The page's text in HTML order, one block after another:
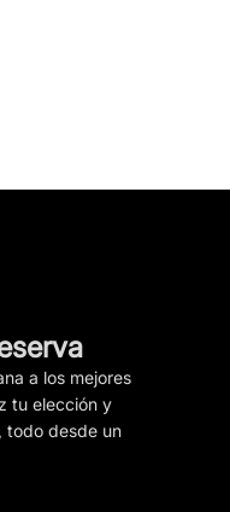
a los mejores
tu elección y
todo desde un